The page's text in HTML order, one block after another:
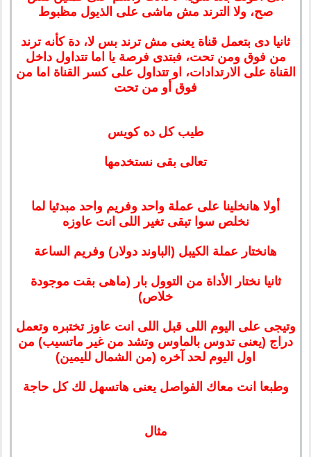
صح، ولا الترند مش ماشى على الذيول مظبوط
ثانيا دى بتعمل قناة يعنى مش ترند بس لا، دة كأنه ترند
من فوق ومن تحت، فبتدى فرصة يا اما تتداول داخل
القناة على الارتدادات، او تتداول على كسر القناة اما من
فوق أو من تحت
طيب كل ده كويس
تعالى بقى نستخدمها
أولا هانخلينا على عملة واحد وفريم واحد مبدئيا لما
نخلص سوا تبقى تغير اللى انت عاوزه
هانختار عملة الكيبل (الباوند دولار) وفريم الساعة
ثانيا نختار الأداة من التوول بار (ماهى بقت موجودة
خلاص)
وتيجى على اليوم اللى قبل اللى انت عاوز تختبره وتعمل
دراج (يعنى تدوس بالماوس وتشد من غير ماتسيب) من
اول اليوم لحد آخره (من الشمال لليمين)
وطبعا انت معاك الفواصل يعنى هاتسهل لك كل حاجة
مثال